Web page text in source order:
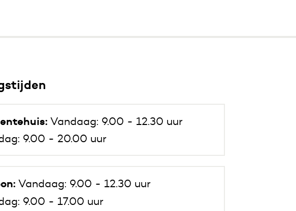
Vandaag: 9.00 - 12.30 uur
9.00 - 20.00 uur
Vandaag: 9.00 - 12.30 uur
9.00 - 17.00 uur